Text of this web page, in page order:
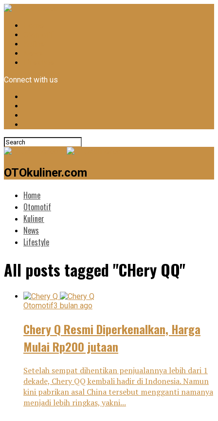
Connect with us
OTOkuliner.com
Home
Otomotif
Kuliner
News
Lifestyle
All posts tagged "CHery QQ"
Otomotif3 bulan ago
Chery Q Resmi Diperkenalkan, Harga
Mulai Rp200 jutaan
Setelah sempat dihentikan penjualannya lebih dari 1
dekade, Chery QQ kembali hadir di Indonesia. Namun
kini pabrikan asal China tersebut mengganti namanya
menjadi lebih ringkas, yakni...